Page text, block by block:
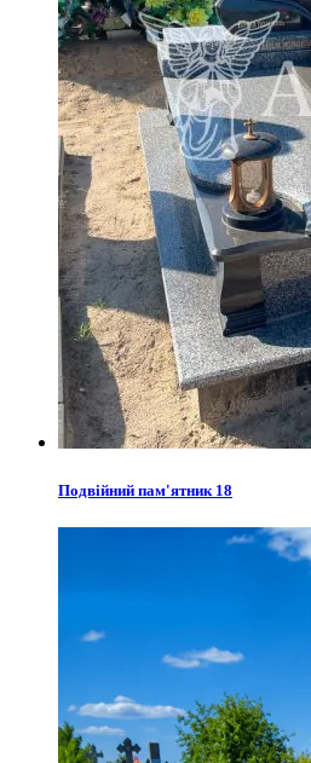
Подвійний пам'ятник 18